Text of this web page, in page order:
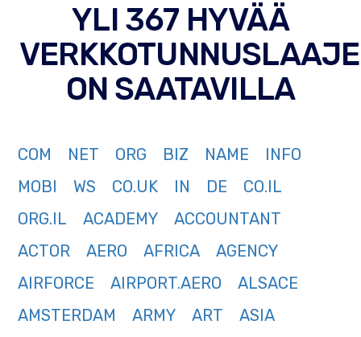
YLI 367 HYVÄÄ
ON SAATAVILLA
COM NET ORG BIZ NAME
INFO
MOBI
WS CO.UK IN DE
CO.IL
ORG.IL
ACADEMY
ACCOUNTANT
ACTOR
AERO AFRICA
AGENCY
AIRFORCE
AIRPORT.AERO
ALSACE
AMSTERDAM
ARMY ART
ASIA